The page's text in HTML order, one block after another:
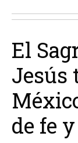
El
Jesús
de fe